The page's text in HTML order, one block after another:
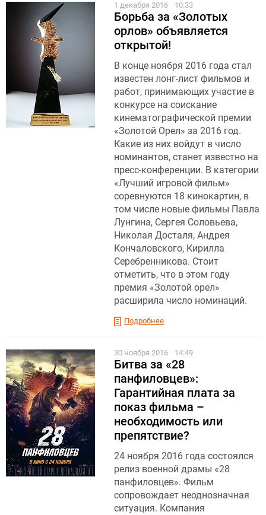
1 декабря 2016 10:33
Борьба за «Золотых
орлов» объявляется
открытой!
В конце ноября 2016 года стал
известен лонг-лист фильмов и
работ, принимающих участие в
конкурсе на соискание
кинематографической премии
«Золотой Орел» за 2016 год.
Какие из них войдут в число
номинантов, станет известно на
пресс-конференции. В категории
«Лучший игровой фильм»
соревнуются 18 кинокартин, в
том числе новые фильмы Павла
Лунгина, Сергея Соловьева,
Николая Досталя, Андрея
Кончаловского, Кирилла
Серебренникова. Стоит
отметить, что в этом году
премия «Золотой орел»
расширила число номинаций.
Подробнее
30 ноября 2016 14:49
Битва за «28
панфиловцев»:
Гарантийная плата за
показ фильма –
необходимость или
препятствие?
24 ноября 2016 года состоялся
релиз военной драмы «28
панфиловцев». Фильм
сопровождает неоднозначная
ситуация. Компания